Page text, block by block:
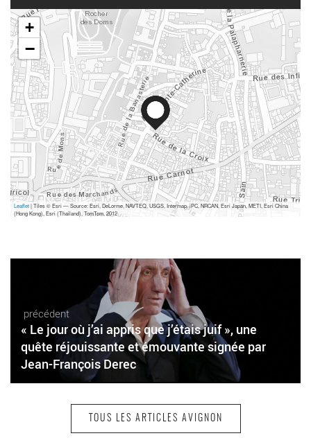
+
−
Leaflet| Tiles © Esri — Source: Esri, DeLorme, NAVTEQ, USGS, Intermap, iPC, NRCAN, Esri Japan, METI, Esri China
(Hong Kong), Esri (Thailand), TomTom, 2012
précédent
« Le jour où j’ai appris que j’étais juif », une
quête réjouissante et émouvante signée par
Jean-François Derec
TOUS LES ARTICLES AVIGNON